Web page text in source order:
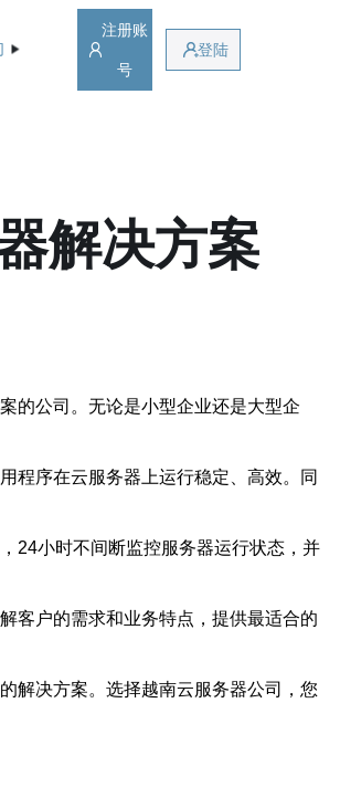
注册账
号
登陆
解决方案
的公司。无论是小型企业还是大型企
程序在云服务器上运行稳定、高效。同
24小时不间断监控服务器运行状态，并
客户的需求和业务特点，提供最适合的
解决方案。选择越南云服务器公司，您